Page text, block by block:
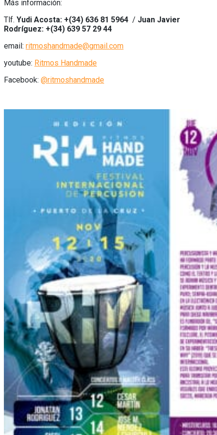
Más información:
Tlf. Yudi Acosta: +(34) 636 81 5964 / Juan Javier
Rodríguez: +(34) 639 57 29 44
email: ritmoshandmade@gmail.com
youtube: Ritmos Handmade
Facebook: @ritmoshandmade